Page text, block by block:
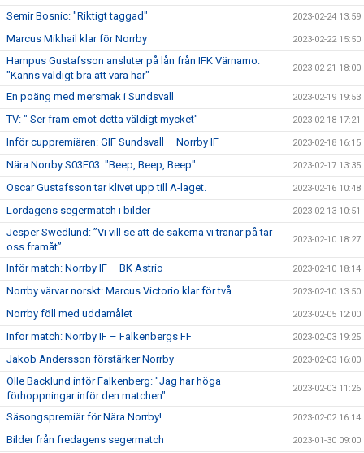
Semir Bosnic: "Riktigt taggad" 2023-02-24 13:59
Marcus Mikhail klar för Norrby 2023-02-22 15:50
Hampus Gustafsson ansluter på lån från IFK Värnamo:
"Känns väldigt bra att vara här"
2023-02-21 18:00
En poäng med mersmak i Sundsvall 2023-02-19 19:53
TV: " Ser fram emot detta väldigt mycket" 2023-02-18 17:21
Inför cuppremiären: GIF Sundsvall – Norrby IF 2023-02-18 16:15
Nära Norrby S03E03: "Beep, Beep, Beep" 2023-02-17 13:35
Oscar Gustafsson tar klivet upp till A-laget. 2023-02-16 10:48
Lördagens segermatch i bilder 2023-02-13 10:51
Jesper Swedlund: ”Vi vill se att de sakerna vi tränar på tar
oss framåt”
2023-02-10 18:27
Inför match: Norrby IF – BK Astrio 2023-02-10 18:14
Norrby värvar norskt: Marcus Victorio klar för två 2023-02-10 13:50
Norrby föll med uddamålet 2023-02-05 12:00
Inför match: Norrby IF – Falkenbergs FF 2023-02-03 19:25
Jakob Andersson förstärker Norrby 2023-02-03 16:00
Olle Backlund inför Falkenberg: "Jag har höga
förhoppningar inför den matchen"
2023-02-03 11:26
Säsongspremiär för Nära Norrby! 2023-02-02 16:14
Bilder från fredagens segermatch 2023-01-30 09:00